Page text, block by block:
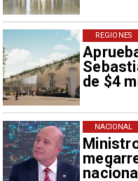
de $4
REGIONES
NACIONAL